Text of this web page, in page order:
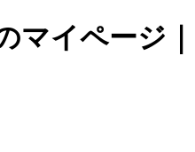
マイページ